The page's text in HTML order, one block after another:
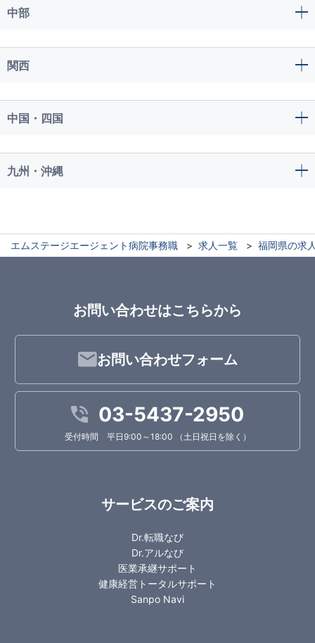
中部
関西
中国・四国
九州・沖縄
エムステージエージェント病院事務職 求人一覧 福岡県の求
お問い合わせはこちらから
お問い合わせフォーム
03-5437-2950
受付時間 平日9:00～18:00 （土日祝日を除く）
サービスのご案内
Dr.転職なび
Dr.アルなび
医業承継サポート
健康経営トータルサポート
Sanpo Navi